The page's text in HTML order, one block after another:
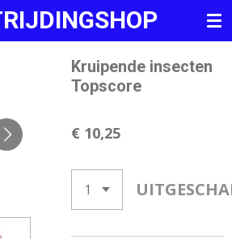
Kruipende insecten
Topscore
€ 10,25